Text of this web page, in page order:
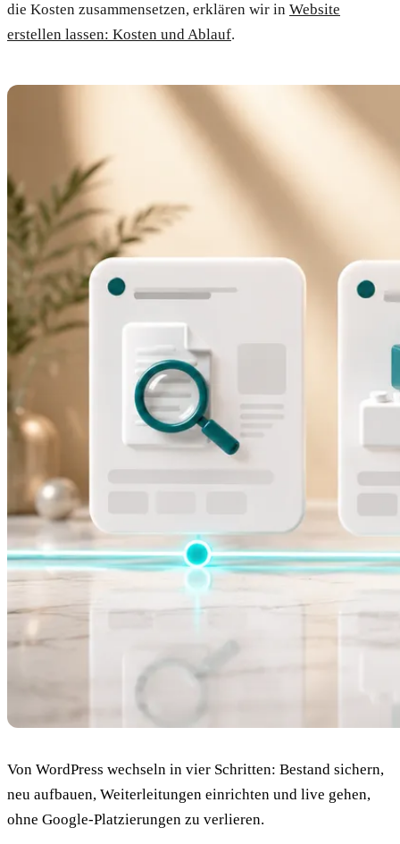
die Kosten zusammensetzen, erklären wir in Website
erstellen lassen: Kosten und Ablauf.
Von WordPress wechseln in vier Schritten: Bestand sichern,
neu aufbauen, Weiterleitungen einrichten und live gehen,
ohne Google-Platzierungen zu verlieren.